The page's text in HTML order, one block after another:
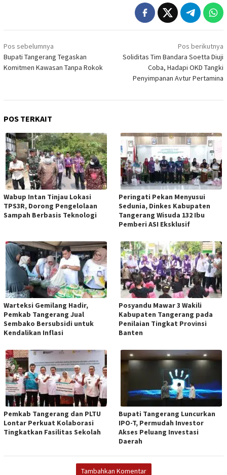
Navigasi
pos
Pos sebelumnya
Bupati Tangerang Tegaskan
Komitmen Kawasan Tanpa Rokok
Pos berikutnya
Soliditas Tim Bandara Soetta Diuji
Coba, Hadapi OKD Tangki
Penyimpanan Avtur Pertamina
POS TERKAIT
Wabup Intan Tinjau Lokasi
TPS3R, Dorong Pengelolaan
Sampah Berbasis Teknologi
Peringati Pekan Menyusui
Sedunia, Dinkes Kabupaten
Tangerang Wisuda 132 Ibu
Pemberi ASI Eksklusif
Warteksi Gemilang Hadir,
Pemkab Tangerang Jual
Sembako Bersubsidi untuk
Kendalikan Inflasi
Posyandu Mawar 3 Wakili
Kabupaten Tangerang pada
Penilaian Tingkat Provinsi
Banten
Pemkab Tangerang dan PLTU
Lontar Perkuat Kolaborasi
Tingkatkan Fasilitas Sekolah
Bupati Tangerang Luncurkan
IPO-T, Permudah Investor
Akses Peluang Investasi
Daerah
Tambahkan Komentar